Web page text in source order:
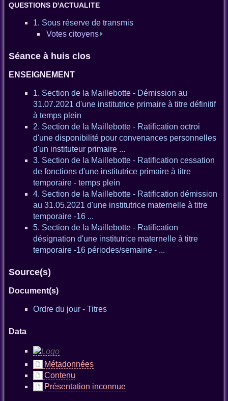
QUESTIONS D'ACTUALITE
1. Sous réserve de transmis
Votes citoyens
Séance à huis clos
ENSEIGNEMENT
1. Section de la Maillebotte - Démission au
31.07.2021 d'une institutrice primaire à titre définitif
à temps plein
2. Section de la Maillebotte - Ratification octroi
d'une disponibilité pour convenances personnelles
d'un instituteur primaire ...
3. Section de la Maillebotte - Ratification cessation
de fonctions d'une institutrice primaire à titre
temporaire - temps plein
4. Section de la Maillebotte - Ratification démission
au 31.05.2021 d'une institutrice maternelle à titre
temporaire -16 ...
5. Section de la Maillebotte - Ratification
désignation d'une institutrice maternelle à titre
temporaire -16 périodes/semaine - ...
Source(s)
Document(s)
Ordre du jour - Titres
Data
Métadonnées
Contenu
Présentation inconnue